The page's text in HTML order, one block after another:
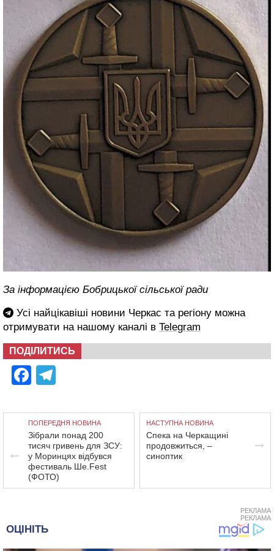
За інформацією Бобрицької сільської ради
Усі найцікавіші новини Черкас та регіону можна
отримувати на нашому каналі в Telegram
ПОДІЛИТИСЬ
Facebook
ПОПЕРЕДНЯ НОВИНА
Зібрали понад 200
тисяч гривень для ЗСУ:
у Моринцях відбувся
фестиваль Ше.Fest
(ФОТО)
НАСТУПНА НОВИНА
Спека на Черкащині
продовжиться, –
синоптик
РЕКЛАМА
РЕКЛАМА